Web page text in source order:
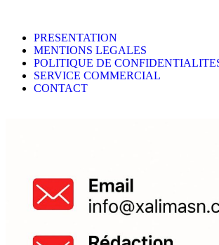
PRESENTATION
MENTIONS LEGALES
POLITIQUE DE
SERVICE COMMERCIAL
CONTACT